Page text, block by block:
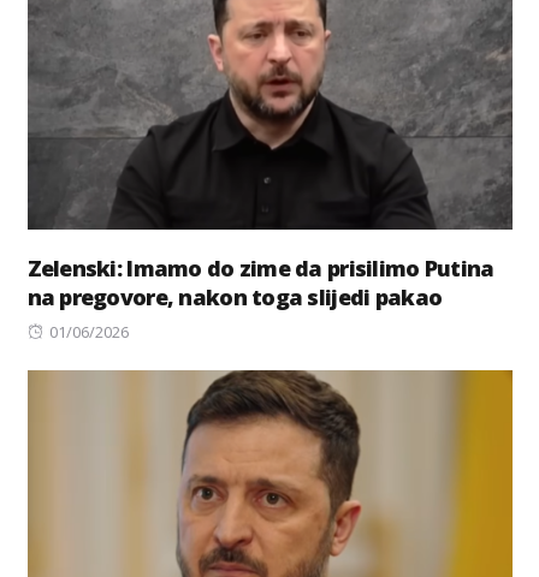
Zelenski: Imamo do zime da prisilimo Putina
na pregovore, nakon toga slijedi pakao
Posted
01/06/2026